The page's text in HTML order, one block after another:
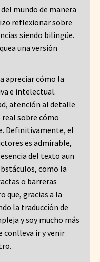
mundo de manera
reflexionar sobre
siendo bilingüe.
una versión
apreciar cómo la
e intelectual.
atención al detalle
sobre cómo
Definitivamente, el
es admirable,
del texto aun
como la
o barreras
que, gracias a la
la traducción de
y soy mucho más
conlleva ir y venir